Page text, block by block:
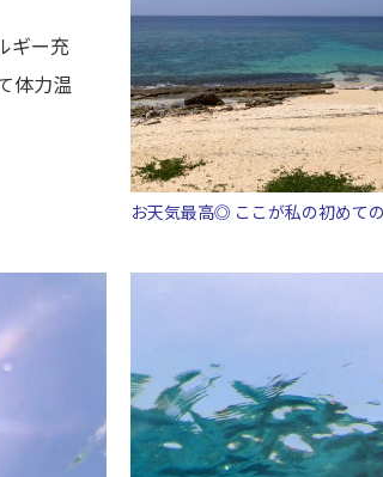
ギー充
体力温
お天気最高◎ ここが私の初めて